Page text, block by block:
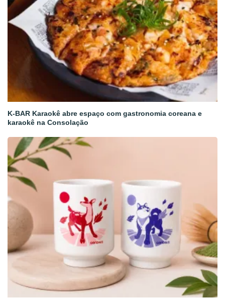
K-BAR Karaokê abre espaço com gastronomia coreana e
karaokê na Consolação